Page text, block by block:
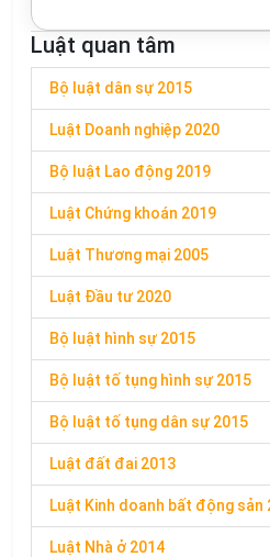
Luật quan tâm
Bộ luật dân sự 2015
Luật Doanh nghiệp 2020
Bộ luật Lao động 2019
Luật Chứng khoán 2019
Luật Thương mại 2005
Luật Đầu tư 2020
Bộ luật hình sự 2015
Bộ luật tố tụng hình sự 2015
Bộ luật tố tụng dân sự 2015
Luật đất đai 2013
Luật Kinh doanh bất động sản
Luật Nhà ở 2014